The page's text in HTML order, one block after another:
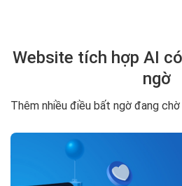
Website tích hợp AI
ngờ
Thêm nhiều điều bất ngờ đang